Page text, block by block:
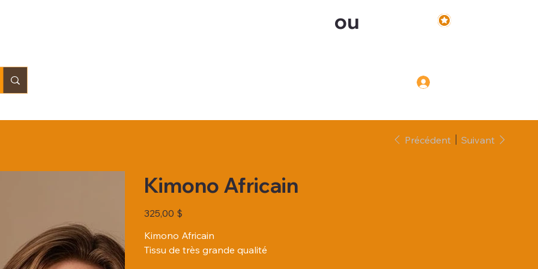
ou
Précédent Suivant
Kimono Africain
Prix
325,00 $
Kimono Africain
Tissu de très grande qualité